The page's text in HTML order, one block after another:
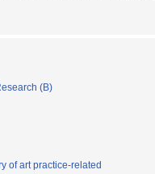
(B)
of art practice-related